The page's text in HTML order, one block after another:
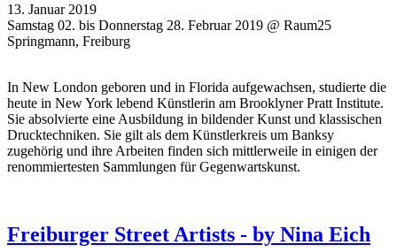
13. Januar 2019
Samstag 02. bis Donnerstag 28. Februar 2019 @ Raum25
Springmann, Freiburg
In New London geboren und in Florida aufgewachsen, studierte die
heute in New York lebend Künstlerin am Brooklyner Pratt Institute.
Sie absolvierte eine Ausbildung in bildender Kunst und klassischen
Drucktechniken. Sie gilt als dem Künstlerkreis um Banksy
zugehörig und ihre Arbeiten finden sich mittlerweile in einigen der
renommiertesten Sammlungen für Gegenwartskunst.
Freiburger Street Artists - by Nina Eich